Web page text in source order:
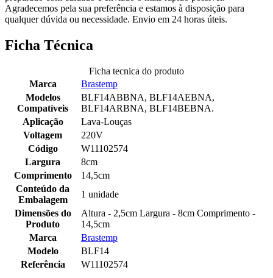
Agradecemos pela sua preferência e estamos à disposição para
qualquer dúvida ou necessidade. Envio em 24 horas úteis.
Ficha Técnica
Ficha tecnica do produto
Marca
Brastemp
Modelos
Compatíveis
BLF14ABBNA, BLF14AEBNA,
BLF14ARBNA, BLF14BEBNA.
Aplicação
Lava-Louças
Voltagem
220V
Código
W11102574
Largura
8cm
Comprimento
14,5cm
Conteúdo da
Embalagem
1 unidade
Dimensões do
Produto
Altura - 2,5cm Largura - 8cm Comprimento -
14,5cm
Marca
Brastemp
Modelo
BLF14
Referência
W11102574